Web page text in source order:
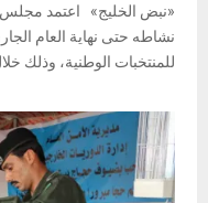
«نبض الخليج» اعتمد مجلس
نشاطه حتى نهاية العام
للمنتخبات الوطنية، وذلك